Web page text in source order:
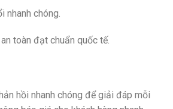
chóng.
toàn đạt chuẩn quốc tế.
hồi nhanh chóng để giải đáp mỗi